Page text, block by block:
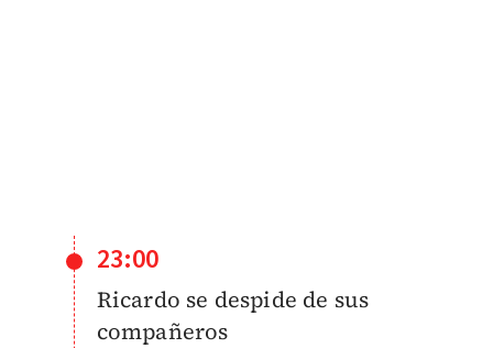
23:00
Ricardo se despide de sus
compañeros